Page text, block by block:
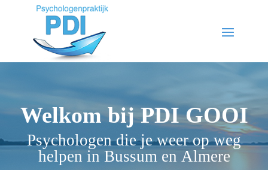
Welkom bij PDI GOOI
Psychologen die je weer op weg
helpen in Bussum en Almere